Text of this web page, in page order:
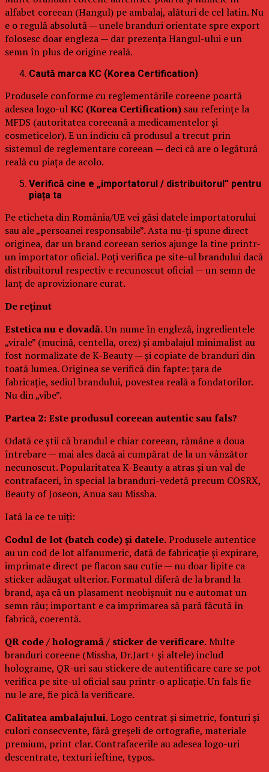
alfabet coreean (Hangul) pe ambalaj, alături de cel latin. Nu
e o regulă absolută — unele branduri orientate spre export
folosesc doar engleza — dar prezența Hangul-ului e un
semn în plus de origine reală.
Caută marca KC (Korea Certification)
Produsele conforme cu reglementările coreene poartă
adesea logo-ulKC (Korea Certification) sau referințe la
MFDS (autoritatea coreeană a medicamentelor și
cosmeticelor). E un indiciu că produsul a trecut prin
sistemul de reglementare coreean — deci că are o legătură
reală cu piața de acolo.
Verifică cine e „importatorul / distribuitorul” pentru
piața ta
Pe eticheta din România/UE vei găsi datele importatorului
sau ale „persoanei responsabile”. Asta nu-ți spune direct
originea, dar un brand coreean serios ajunge la tine printr-
un importator oficial. Poți verifica pe site-ul brandului dacă
distribuitorul respectiv e recunoscut oficial — un semn de
lanț de aprovizionare curat.
De reținut
Estetica nu e dovadă.Un nume în engleză, ingredientele
„virale” (mucină, centella, orez) și ambalajul minimalist au
fost normalizate de K-Beauty — și copiate de branduri din
toată lumea. Originea se verifică din fapte: țara de
fabricație, sediul brandului, povestea reală a fondatorilor.
Nu din „vibe”.
Partea 2: Este produsul coreean autentic sau fals?
Odată ce știi că brandul e chiar coreean, rămâne a doua
întrebare — mai ales dacă ai cumpărat de la un vânzător
necunoscut. Popularitatea K-Beauty a atras și un val de
contrafaceri, în special la branduri-vedetă precum COSRX,
Beauty of Joseon, Anua sau Missha.
Iată la ce te uiți:
Codul de lot (batch code) și datele.Produsele autentice
au un cod de lot alfanumeric, dată de fabricație și expirare,
imprimate direct pe flacon sau cutie — nu doar lipite ca
sticker adăugat ulterior. Formatul diferă de la brand la
brand, așa că un plasament neobișnuit nu e automat un
semn rău; important e ca imprimarea să pară făcută în
fabrică, coerentă.
QR code / hologramă / sticker de verificare.Multe
branduri coreene (Missha, Dr.Jart+ și altele) includ
holograme, QR-uri sau stickere de autentificare care se pot
verifica pe site-ul oficial sau printr-o aplicație. Un fals fie
nu le are, fie pică la verificare.
Calitatea ambalajului.Logo centrat și simetric, fonturi și
culori consecvente, fără greșeli de ortografie, materiale
premium, print clar. Contrafacerile au adesea logo-uri
descentrate, texturi ieftine, typos.